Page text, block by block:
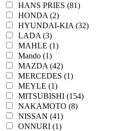
HANS PRIES (81)
HONDA (2)
HYUNDAI-KIA (32)
LADA (3)
MAHLE (1)
Mando (1)
MAZDA (42)
MERCEDES (1)
MEYLE (1)
MITSUBISHI (154)
NAKAMOTO (8)
NISSAN (41)
ONNURI (1)